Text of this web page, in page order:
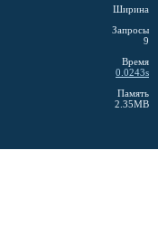
Ширина
Запросы
9
Время
0.0243s
Память
2.35MB